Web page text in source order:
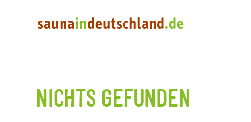
NICHTS GEFUNDEN